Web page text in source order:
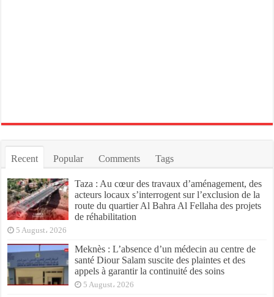
Recent Popular Comments Tags
Taza : Au cœur des travaux d’aménagement, des
acteurs locaux s’interrogent sur l’exclusion de la
route du quartier Al Bahra Al Fellaha des projets
de réhabilitation
5 August، 2026
Meknès : L’absence d’un médecin au centre de
santé Diour Salam suscite des plaintes et des
appels à garantir la continuité des soins
5 August، 2026